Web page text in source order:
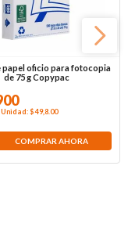
papel oficio para fotocopia
de 75 g Copypac
Unidad:$ 49,8.00
COMPRAR AHORA